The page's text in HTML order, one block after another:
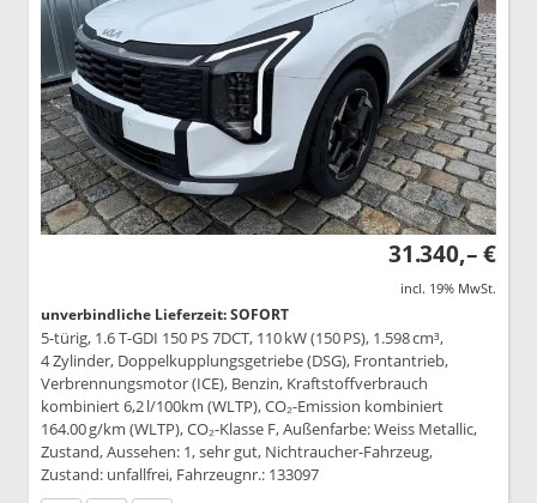
31.340,– €
incl. 19% MwSt.
unverbindliche Lieferzeit: SOFORT
5-türig, 1.6 T-GDI 150 PS 7DCT, 110 kW (150 PS), 1.598 cm³,
4 Zylinder, Doppelkupplungsgetriebe (DSG), Frontantrieb,
Verbrennungsmotor (ICE), Benzin, Kraftstoffverbrauch
kombiniert 6,2 l/100km (WLTP), CO₂-Emission kombiniert
164.00 g/km (WLTP), CO₂-Klasse F, Außenfarbe: Weiss Metallic,
Zustand, Aussehen: 1, sehr gut, Nichtraucher-Fahrzeug,
Zustand: unfallfrei, Fahrzeugnr.: 133097